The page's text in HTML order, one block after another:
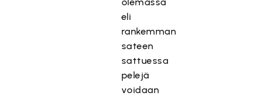
eli
rankemman
sateen
sattuessa
pelejä
voidaan